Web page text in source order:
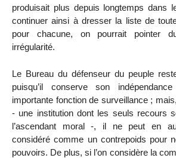
produisait plus depuis longtemps dans
continuer ainsi à dresser la liste de
pour chacune, on pourrait pointer
irrégularité.
Le Bureau du défenseur du peuple
puisqu’il conserve son
importante fonction de surveillance ;
- une institution dont les seuls recours
l’ascendant moral -, il ne peut en
considéré comme un contrepoids pour
pouvoirs. De plus, si l’on considère la